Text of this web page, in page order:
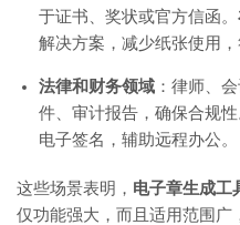
于证书、奖状或官方信函。
解决方案，减少纸张使用，
法律和财务领域 ：律师、
件、审计报告，确保合规
电子签名，辅助远程办公。
这些场景表明， 电子章生成工
仅功能强大，而且适用范围广